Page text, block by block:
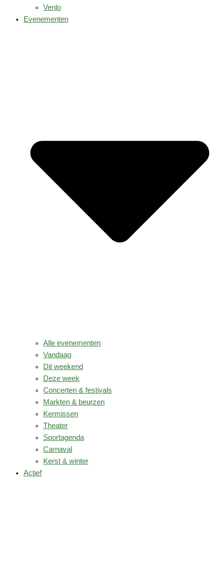
Venlo
Evenementen
Alle evenementen
Vandaag
Dit weekend
Deze week
Concerten & festivals
Markten & beurzen
Kermissen
Theater
Sportagenda
Carnaval
Kerst & winter
Actief